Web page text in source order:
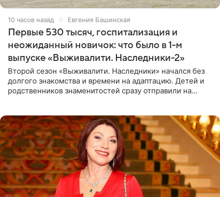
10 часов назад Евгения Башинская
Первые 530 тысяч, госпитализация и
неожиданный новичок: что было в 1-м
выпуске «Выживалити. Наследники-2»
Второй сезон «Выживалити. Наследники» начался без
долгого знакомства и времени на адаптацию. Детей и
родственников знаменитостей сразу отправили на